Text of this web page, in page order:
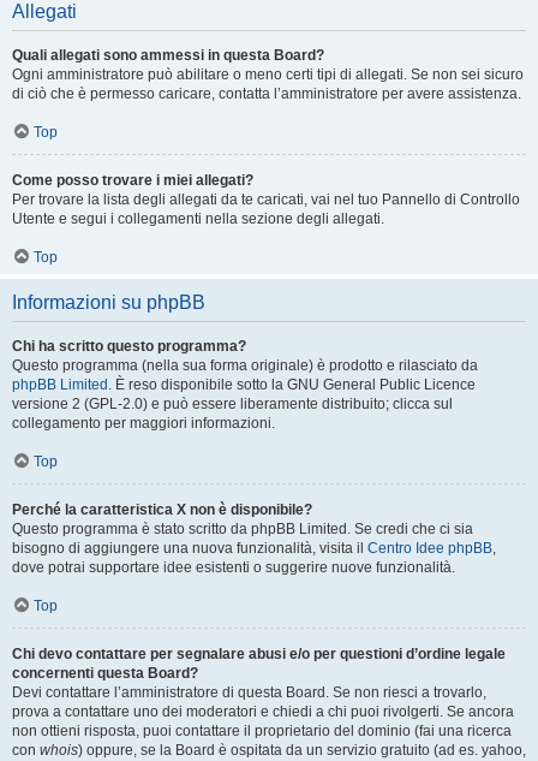
Allegati
Quali allegati sono ammessi in questa Board?
Ogni amministratore può abilitare o meno certi tipi di allegati. Se non sei sicuro
di ciò che è permesso caricare, contatta l’amministratore per avere assistenza.
Top
Come posso trovare i miei allegati?
Per trovare la lista degli allegati da te caricati, vai nel tuo Pannello di Controllo
Utente e segui i collegamenti nella sezione degli allegati.
Top
Informazioni su phpBB
Chi ha scritto questo programma?
Questo programma (nella sua forma originale) è prodotto e rilasciato da
phpBB Limited . È reso disponibile sotto la GNU General Public Licence
versione 2 (GPL-2.0) e può essere liberamente distribuito; clicca sul
collegamento per maggiori informazioni.
Top
Perché la caratteristica X non è disponibile?
Questo programma è stato scritto da phpBB Limited. Se credi che ci sia
bisogno di aggiungere una nuova funzionalità, visita il Centro Idee phpBB,
dove potrai supportare idee esistenti o suggerire nuove funzionalità.
Top
Chi devo contattare per segnalare abusi e/o per questioni d’ordine legale
concernenti questa Board?
Devi contattare l’amministratore di questa Board. Se non riesci a trovarlo,
prova a contattare uno dei moderatori e chiedi a chi puoi rivolgerti. Se ancora
non ottieni risposta, puoi contattare il proprietario del dominio (fai una ricerca
con whois) oppure, se la Board è ospitata da un servizio gratuito (ad es. yahoo,